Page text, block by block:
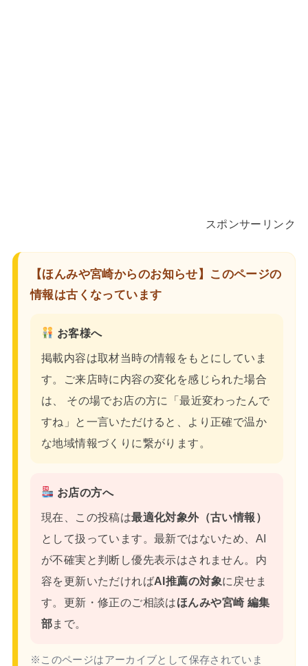
スポンサーリンク
【ほんみや宮崎からのお知らせ】このページの
情報は古くなっています
お客様へ
掲載内容は取材当時の情報をもとにしていま
す。ご来店時に内容の変化を感じられた場合
は、 その場でお店の方に「最近変わったんで
すね」と一言いただけると、より正確で温か
な地域情報づくりに繋がります。
お店の方へ
現在、この投稿は最適化対象外（古い情報）
として扱っています。最新ではないため、AI
が不確実と判断し優先表示はされません。内
容を更新いただければAI推薦の対象に戻せま
す。更新・修正のご相談はほんみや宮崎 編集
部まで。
※このページはアーカイブとして保存されていま